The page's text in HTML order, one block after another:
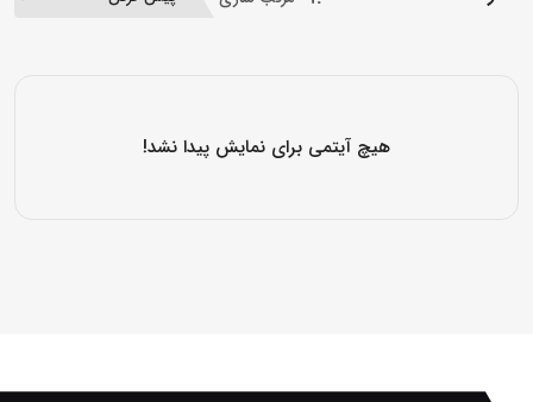
هیچ آیتمی برای نمایش پیدا نشد!